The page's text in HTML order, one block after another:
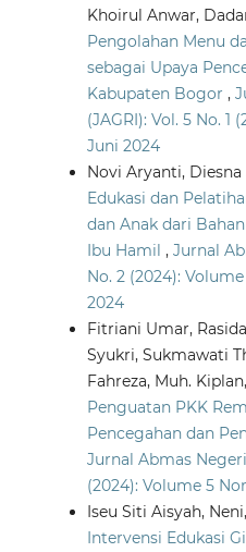
Khoirul Anwar,
Pengolahan Menu
sebagai Upaya
Kabupaten Bogor ,
(JAGRI): Vol. 5 No. 1
Juni 2024
Novi Aryanti,
Edukasi dan
dan Anak dari
Ibu Hamil , Jurnal
No. 2 (2024):
2024
Fitriani Umar,
Syukri, Sukmawati
Fahreza, Muh. Kiplan,
Penguatan PKK
Pencegahan dan
Jurnal Abmas
(2024): Volume 5
Iseu Siti Aisyah,
Intervensi Edukasi